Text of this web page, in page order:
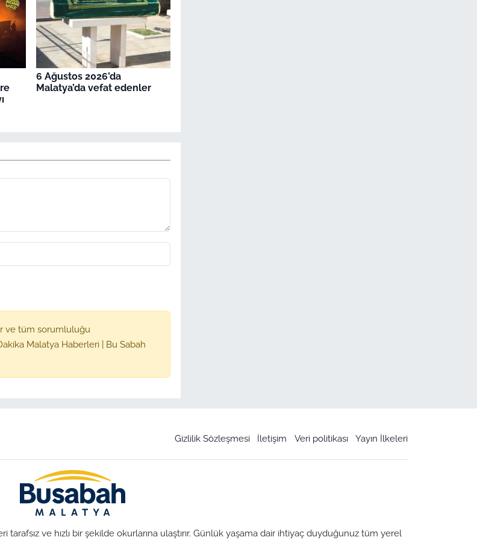
6 Ağustos 2026’da
Malatya’da vefat edenler
ve tüm sorumluluğu
Malatya Haberleri | Bu Sabah
Gizlilik Sözleşmesi İletişim Veri politikası Yayın İlkeleri
ve hızlı bir şekilde okurlarına ulaştırır. Günlük yaşama dair ihtiyaç duyduğunuz tüm yerel